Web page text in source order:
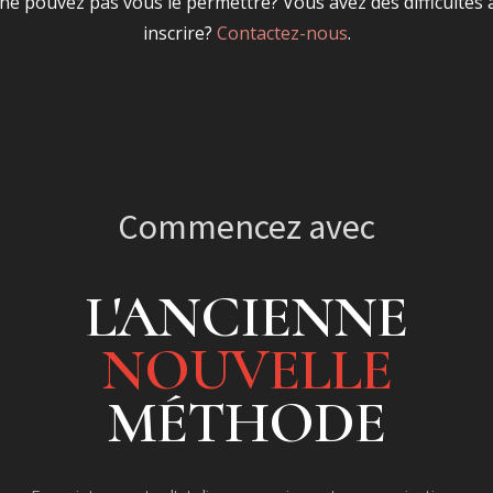
inscrire? Contactez-nous.
Commencez avec
L'ANCIENNE
NOUVELLE
MÉTHODE